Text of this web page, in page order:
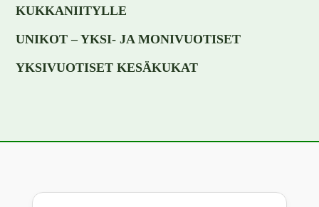
KUKKANIITYLLE
UNIKOT – YKSI- JA MONIVUOTISET
YKSIVUOTISET KESÄKUKAT